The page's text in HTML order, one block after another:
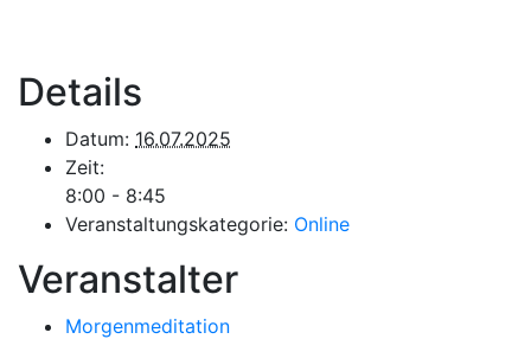
Details
Datum: 16.07.2025
Zeit:
8:00 - 8:45
Veranstaltungskategorie: Online
Veranstalter
Morgenmeditation